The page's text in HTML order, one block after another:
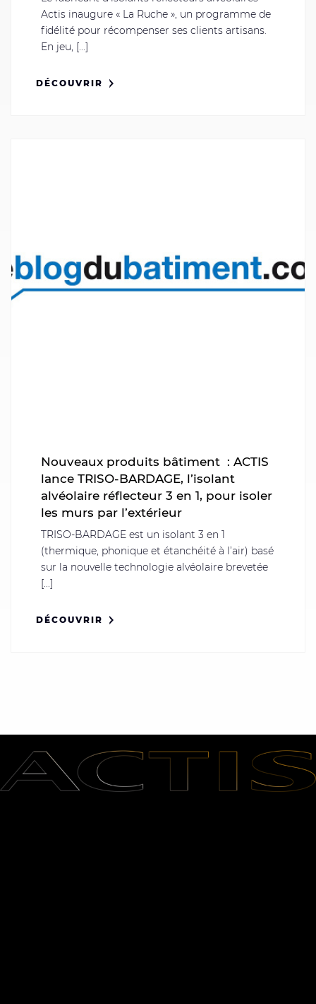
Actis inaugure « La Ruche », un programme de
fidélité pour récompenser ses clients artisans.
En jeu, [...]
DÉCOUVRIR
Nouveaux produits bâtiment : ACTIS
lance TRISO-BARDAGE, l’isolant
alvéolaire réflecteur 3 en 1, pour isoler
les murs par l’extérieur
TRISO-BARDAGE est un isolant 3 en 1
(thermique, phonique et étanchéité à l’air) basé
sur la nouvelle technologie alvéolaire brevetée
[...]
DÉCOUVRIR